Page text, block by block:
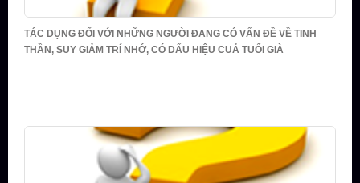
TÁC DỤNG ĐỐI VỚI NHỮNG NGƯỜI ĐANG CÓ VẤN ĐỀ VỀ TINH
THẦN, SUY GIẢM TRÍ NHỚ, CÓ DẤU HIỆU CUẢ TUỔI GIÀ